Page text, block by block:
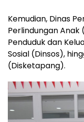
Kemudian, Dinas
Perlindungan Anak
Penduduk dan
Sosial (Dinsos),
(Disketapang).